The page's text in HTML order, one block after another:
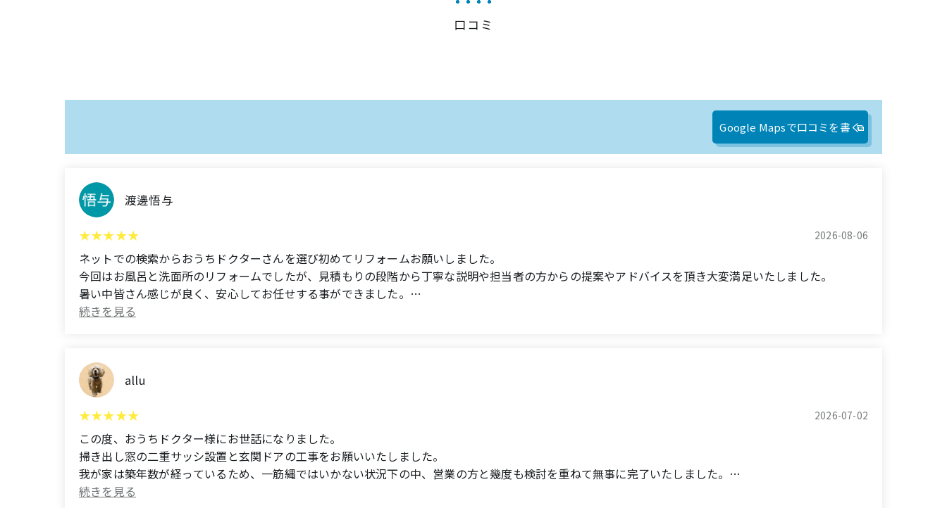
口コミ
Google Mapsで口コミを書く
渡邊悟与
2026-08-06
ネットでの検索からおうちドクターさんを選び初めてリフォームお願いしました。
今回はお風呂と洗面所のリフォームでしたが、見積もりの段階から丁寧な説明や担当者の方からの提案やアドバイスを頂き大変満足いたしました。
暑い中皆さん感じが良く、安心してお任せする事ができました。
担当の古賀さんもほとんど付きっきりで作業して下さりありがとうございました。
(Translated by Google)
I chose Ouchi Doctor through an online search and requested their services for my first home renovation.
This time, it was a bathroom and washroom renovation, and I was very satisfied with the thorough explanations, suggestions, and advice I
received from the person in charge, starting from the estimation stage.
Everyone was very pleasant despite the heat, and I felt at ease entrusting the work to them.
Thank you to Mr. Koga, who was with me almost constantly throughout the work.
I will definitely consult with you again in the future!
allu
2026-07-02
この度、おうちドクター様にお世話になりました。
掃き出し窓の二重サッシ設置と玄関ドアの工事をお願いいたしました。
我が家は築年数が経っているため、一筋縄ではいかない状況下の中、営業の方と幾度も検討を重ねて無事に完了いたしました。
こちらの意見も考慮していただき、たくさん知恵を絞っていただき、思い通りの形におさまることが出来ました。